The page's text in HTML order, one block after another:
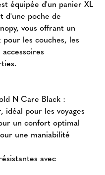
équipée d'un panier XL
d'une poche de
vous offrant un
pour les couches, les
N Care Black :
idéal pour les voyages
un confort optimal
une maniabilité
avec